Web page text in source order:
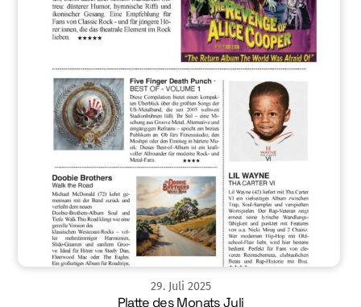
29. Juli 2025
Platte des Monats Juli